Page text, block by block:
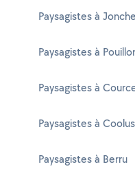
Paysagistes à
Paysagistes à
Paysagistes à
Paysagistes à Coolus
Paysagistes à Berru